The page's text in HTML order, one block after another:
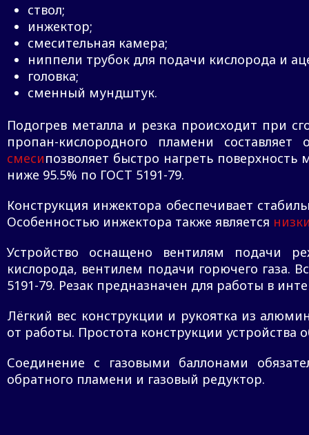
ствол;
инжектор;
смесительная камера;
ниппели трубок для подачи кислорода и
головка;
сменный мундштук.
Подогрев металла и резка происходит при
пропан-кислородного пламени
смесипозволяет быстро нагреть
ниже 95.5% по ГОСТ 5191-79.
Конструкция инжектора обеспечивает
Особенностью инжектора также является
Устройство оснащено вентилям подачи
кислорода, вентилем подачи горючего газа.
5191-79. Резак предназначен для работы в
Лёгкий вес конструкции и рукоятка из
от работы. Простота конструкции
Соединение с газовыми баллонами
обратного пламени и газовый редуктор.